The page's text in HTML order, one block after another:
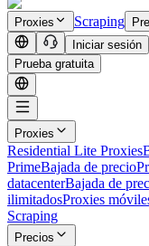
Proxies Scraping
Iniciar sesión
Prueba gratuita
Proxies
Residential Lite Proxies
PrimeBajada de precio
datacenterBajada de
ilimitadosProxies
Scraping
Precios